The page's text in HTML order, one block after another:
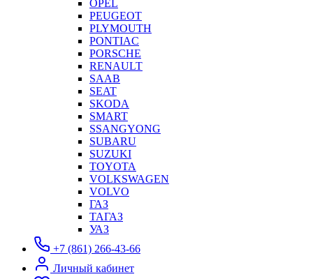
OPEL
PEUGEOT
PLYMOUTH
PONTIAC
PORSCHE
RENAULT
SAAB
SEAT
SKODA
SMART
SSANGYONG
SUBARU
SUZUKI
TOYOTA
VOLKSWAGEN
VOLVO
ГАЗ
ТАГАЗ
УАЗ
+7 (861) 266-43-66
Личный кабинет